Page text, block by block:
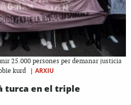
25.000 persones per demanar justicia
kurd
| ARXIU
turca en el triple